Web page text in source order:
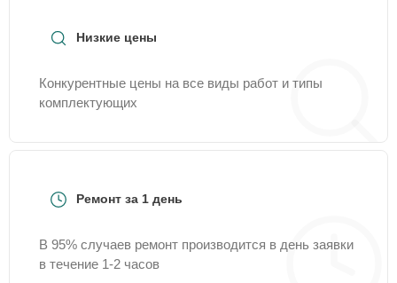
Низкие цены
Конкурентные цены на все виды работ и типы
комплектующих
Ремонт за 1 день
В 95% случаев ремонт производится в день заявки
в течение 1-2 часов